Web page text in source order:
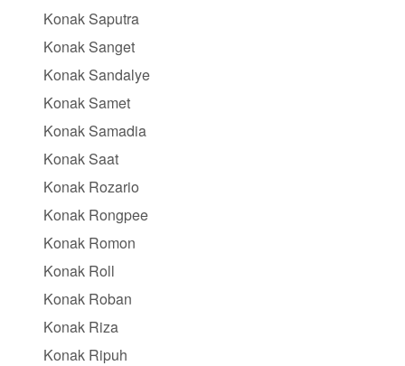
Konak Saputra
Konak Sanget
Konak Sandalye
Konak Samet
Konak Samadia
Konak Saat
Konak Rozario
Konak Rongpee
Konak Romon
Konak Roll
Konak Roban
Konak Riza
Konak Ripuh